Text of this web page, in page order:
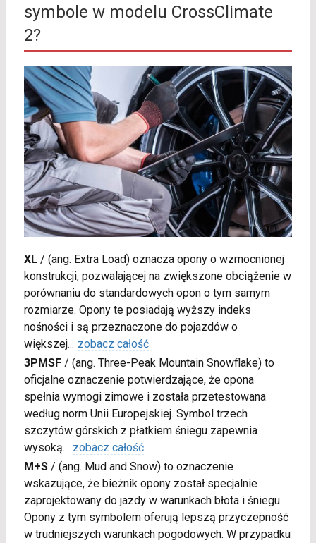
symbole w modelu CrossClimate
2?
XL/ (ang. Extra Load) oznacza opony o wzmocnionej
konstrukcji, pozwalającej na zwiększone obciążenie w
porównaniu do standardowych opon o tym samym
rozmiarze. Opony te posiadają wyższy indeks
nośności i są przeznaczone do pojazdów o
większej... zobacz całość
3PMSF/ (ang. Three-Peak Mountain Snowflake) to
oficjalne oznaczenie potwierdzające, że opona
spełnia wymogi zimowe i została przetestowana
według norm Unii Europejskiej. Symbol trzech
szczytów górskich z płatkiem śniegu zapewnia
wysoką... zobacz całość
M+S/ (ang. Mud and Snow) to oznaczenie
wskazujące, że bieżnik opony został specjalnie
zaprojektowany do jazdy w warunkach błota i śniegu.
Opony z tym symbolem oferują lepszą przyczepność
w trudniejszych warunkach pogodowych. W przypadku